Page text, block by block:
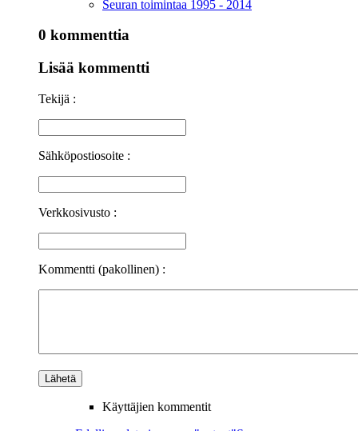
Seuran toimintaa 1995 - 2014
0 kommenttia
Lisää kommentti
Tekijä :
Sähköpostiosoite :
Verkkosivusto :
Kommentti (pakollinen) :
Käyttäjien kommentit